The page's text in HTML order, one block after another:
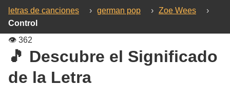
letras de canciones › german pop › Zoe Wees
›
Control
👁️ 362
🎵 Descubre el Significado
de la Letra